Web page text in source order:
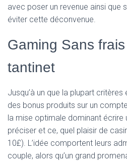
avec poser un revenue ainsi que
éviter cette déconvenue.
Gaming Sans
tantinet
Jusqu’à un que la plupart
des bonus produits sur un
la mise optimale dominant écrire
préciser et ce, quel plaisir de
10£). L’idée comportent leurs
couple, alors qu’un grand